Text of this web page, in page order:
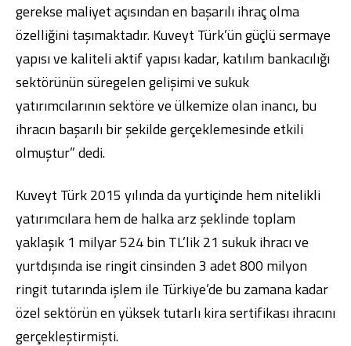
gerekse maliyet açısından en başarılı ihraç olma
özelliğini taşımaktadır. Kuveyt Türk’ün güçlü sermaye
yapısı ve kaliteli aktif yapısı kadar, katılım bankacılığı
sektörünün süregelen gelişimi ve sukuk
yatırımcılarının sektöre ve ülkemize olan inancı, bu
ihracın başarılı bir şekilde gerçeklemesinde etkili
olmuştur” dedi.
Kuveyt Türk 2015 yılında da yurtiçinde hem nitelikli
yatırımcılara hem de halka arz şeklinde toplam
yaklaşık 1 milyar 524 bin TL’lik 21 sukuk ihracı ve
yurtdışında ise ringit cinsinden 3 adet 800 milyon
ringit tutarında işlem ile Türkiye’de bu zamana kadar
özel sektörün en yüksek tutarlı kira sertifikası ihracını
gerçekleştirmişti.